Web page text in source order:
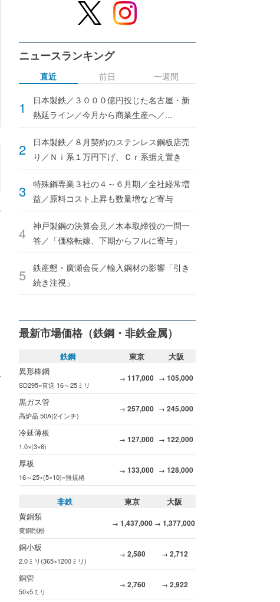
ニュースランキング
直近
日本製鉄／３０００億円投じた名古屋・新
熱延ライン／今月から商業生産へ／...
日本製鉄／８月契約のステンレス鋼板店売
り／Ｎｉ系１万円下げ、Ｃｒ系据え置き
特殊鋼専業３社の４～６月期／全社経常増
益／原料コスト上昇も数量増など寄与
神戸製鋼の決算会見／木本取締役の一問一
答／「価格転嫁、下期からフルに寄与」
鉄産懇・廣瀬会長／輸入鋼材の影響「引き
続き注視」
前日 一週間
最新市場価格（鉄鋼・非鉄金属）
鉄鋼 東京
大阪
異形棒鋼
SD295=直送 16～25ミリ
→ 117,000 → 105,000
黒ガス管
高炉品 50A(2インチ)
→ 257,000 → 245,000
冷延薄板
1.0×(3×6)
→ 127,000 → 122,000
厚板
16～25×(5×10)=無規格
→ 133,000 → 128,000
非鉄 東京
大阪
黄銅類
黄銅削粉
→ 1,437,000 → 1,377,000
銅小板
2.0ミリ(365×1200ミリ)
→ 2,580 → 2,712
銅管
50×5ミリ
→ 2,760 → 2,922